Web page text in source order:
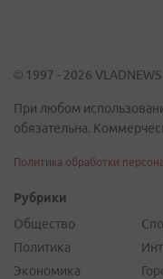
© 1997 - 2026 VLADNEWS
При любом
обязательна.
Политика обработки
Рубрики
Общество
Политика
Экономика